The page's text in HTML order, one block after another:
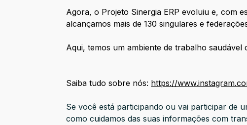
Agora, o Projeto Sinergia ERP evoluiu e, com
alcançamos mais de 130 singulares e
Aqui, temos um ambiente de trabalho
Saiba tudo sobre nós: https://
Se você está participando ou vai participar de
como cuidamos das suas informações com